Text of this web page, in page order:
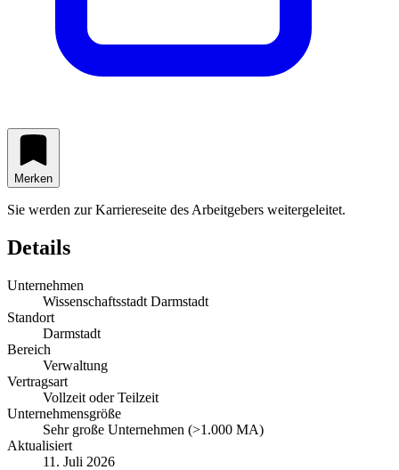
Merken
Sie werden zur Karriereseite des Arbeitgebers weitergeleitet.
Details
Unternehmen
Wissenschaftsstadt Darmstadt
Standort
Darmstadt
Bereich
Verwaltung
Vertragsart
Vollzeit oder Teilzeit
Unternehmensgröße
Sehr große Unternehmen (>1.000 MA)
Aktualisiert
11. Juli 2026